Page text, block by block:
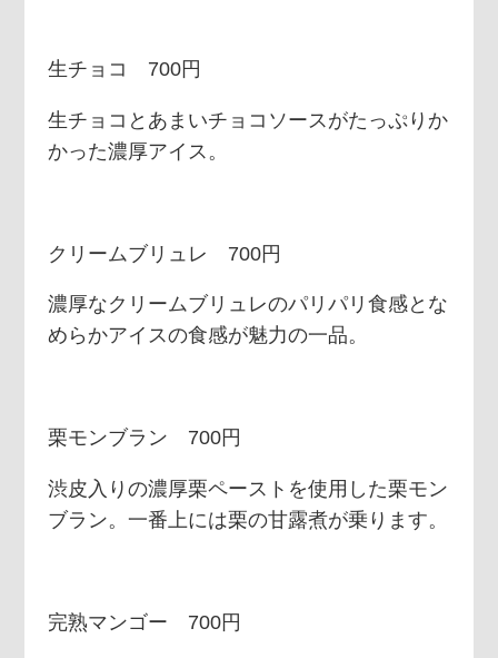
生チョコ 700円
生チョコとあまいチョコソースがたっぷりか
かった濃厚アイス。
クリームブリュレ 700円
濃厚なクリームブリュレのパリパリ食感とな
めらかアイスの食感が魅力の一品。
栗モンブラン 700円
渋皮入りの濃厚栗ペーストを使用した栗モン
ブラン。一番上には栗の甘露煮が乗ります。
完熟マンゴー 700円